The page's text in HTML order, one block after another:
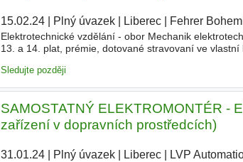
15.02.24| Plný úvazek| Liberec| Fehrer
Elektrotechnické vzdělání - obor Mechanik
13. a 14. plat, prémie, dotované stravovaní ve
Sledujte později
SAMOSTATNÝ ELEKTROMONTÉR -
zařízení v dopravních prostředcích)
31.01.24| Plný úvazek| Liberec| LVP